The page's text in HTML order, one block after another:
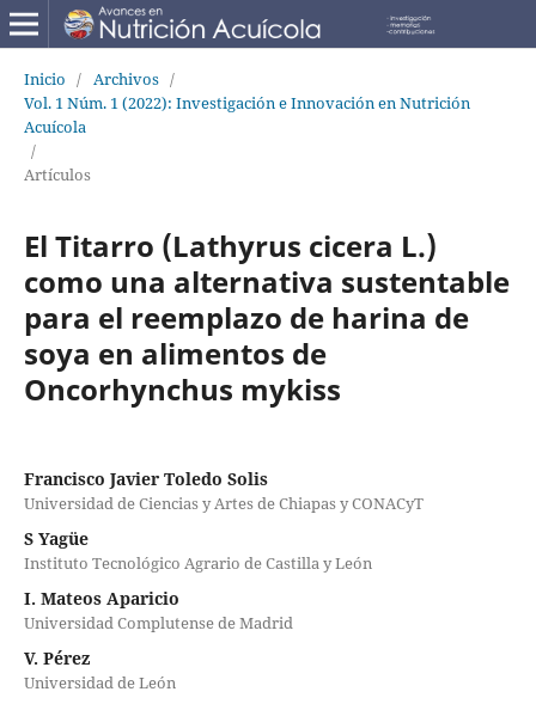
Inicio / Archivos /
Vol. 1 Núm. 1 (2022): Investigación e Innovación en Nutrición
Acuícola
/
Artículos
El Titarro (Lathyrus cicera L.)
como una alternativa sustentable
para el reemplazo de harina de
soya en alimentos de
Oncorhynchus mykiss
Francisco Javier Toledo Solis
Universidad de Ciencias y Artes de Chiapas y CONACyT
S Yagüe
Instituto Tecnológico Agrario de Castilla y León
I. Mateos Aparicio
Universidad Complutense de Madrid
V. Pérez
Universidad de León